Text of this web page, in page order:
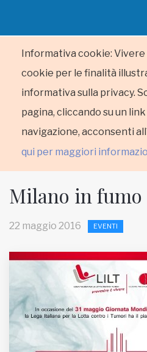
Informativa cookie: Vivere
cookie per le finalità
informativa sulla privacy.
pagina, cliccando su un
navigazione, acconsenti
qui per maggiori
MUNICIPI
Inviateci le vostre segnalazioni
Milano in fumo
22 maggio 2016 EVENTI